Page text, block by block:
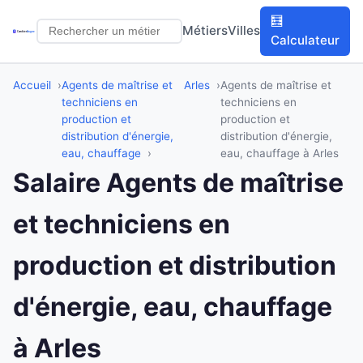
MétiersVilles
🧮
Calculateur
Accueil
Agents de maîtrise et
techniciens en
production et
distribution d'énergie,
eau, chauffage
Arles
Agents de maîtrise et
techniciens en
production et
distribution d'énergie,
eau, chauffage à Arles
Salaire Agents de maîtrise
et techniciens en
production et distribution
d'énergie, eau, chauffage
à Arles